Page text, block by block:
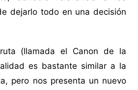
dejarlo todo en una decisión
(llamada el Canon de la
es bastante similar a la
pero nos presenta un nuevo